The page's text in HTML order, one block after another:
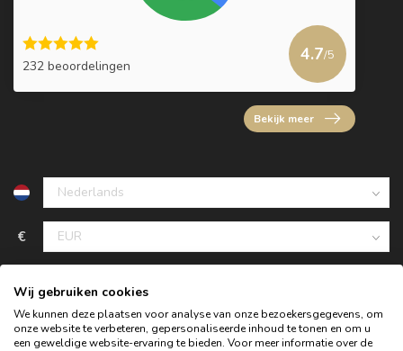
232 beoordelingen
4.7/5
Bekijk meer
€
Wij gebruiken cookies
We kunnen deze plaatsen voor analyse van onze bezoekersgegevens, om
onze website te verbeteren, gepersonaliseerde inhoud te tonen en om u
een geweldige website-ervaring te bieden. Voor meer informatie over de